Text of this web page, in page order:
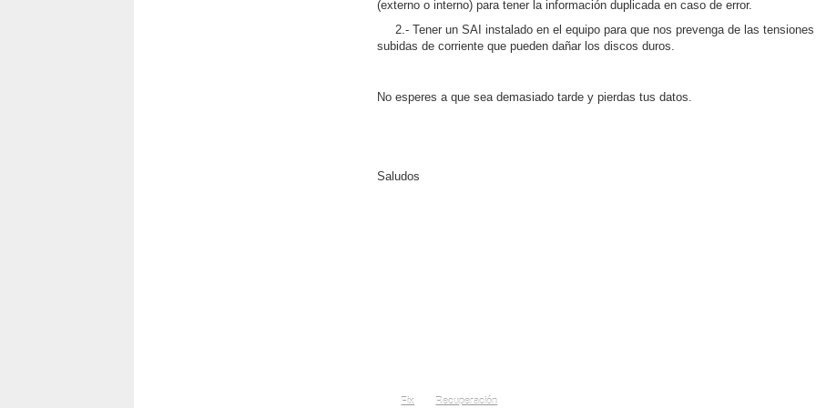
(externo o interno) para tener la información duplicada en caso de error.
2.- Tener un SAI instalado en el equipo para que nos prevenga de las
subidas de corriente que pueden dañar los discos duros.
No esperes a que sea demasiado tarde y pierdas tus datos.
Saludos
Fix Recuperación